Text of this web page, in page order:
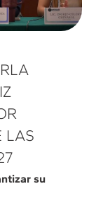
LAS
su